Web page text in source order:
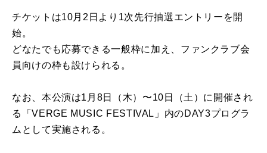
チケットは10月2日より1次先行抽選エントリーを開
始。
どなたでも応募できる一般枠に加え、ファンクラブ会
員向けの枠も設けられる。
なお、本公演は1月8日（木）〜10日（土）に開催され
る「VERGE MUSIC FESTIVAL」内のDAY3プログラ
ムとして実施される。